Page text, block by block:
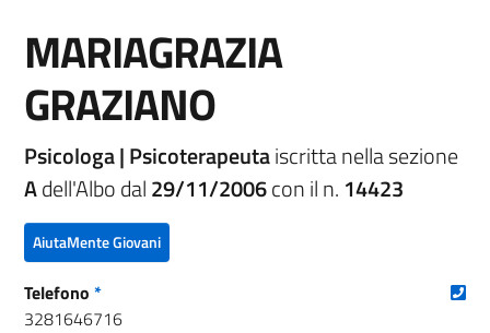
MARIAGRAZIA
GRAZIANO
Psicologa | Psicoterapeutaiscritta nella sezione
Adell'Albo dal29/11/2006con il n. 14423
AiutaMente Giovani
Telefono *
3281646716